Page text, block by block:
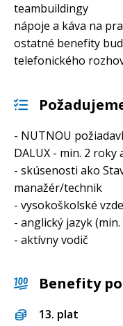
teambuildingy
nápoje a káva na
ostatné benefity
telefonického
- NUTNOU
DALUX - min. 2 roky
- skúsenosti ako
manažér/technik
- vysokoškolské
- anglický jazyk (min.
- aktívny vodič
Benefity
13. plat